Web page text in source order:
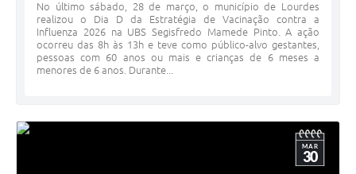
No último sábado, 28 de março, o município de Lourdes
realizou o Dia D da Estratégia de Vacinação contra a
Influenza 2026 na UBS Segisfredo Mamede Pinto. A ação
ocorreu das 8h às 13h e teve como público-alvo gestantes,
pessoas com 60 anos ou mais e crianças de 6 meses a
menores de 6 anos. Durante...
MAR
30